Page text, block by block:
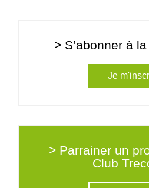
> S’abonner à
Je
> Parrainer un
Club